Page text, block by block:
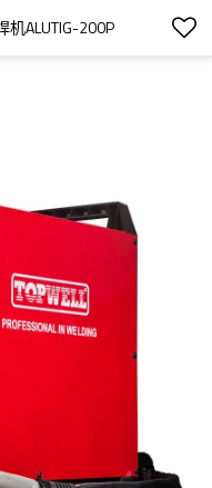
机ALUTIG-200P